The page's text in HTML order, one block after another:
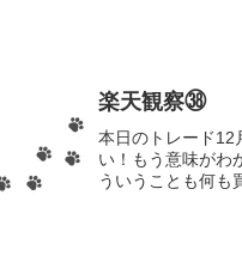
楽天観察㊳
本日のトレード12
い！もう意味がわ
ういうことも何も